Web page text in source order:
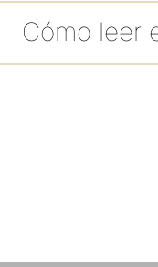
Cómo leer